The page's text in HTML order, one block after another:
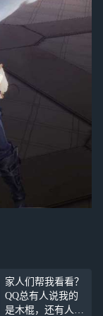
家人们帮我看看？
QQ总有人说我的
是木棍，还有人说